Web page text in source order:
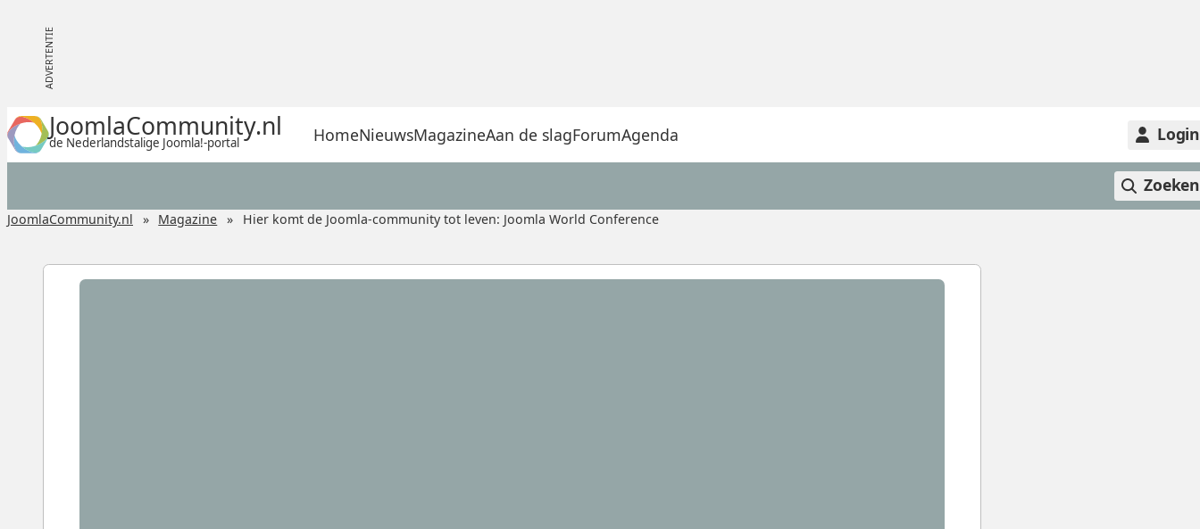
JoomlaCommunity.nl
de Nederlandstalige Joomla!-portal HomeNieuwsMagazineAan de slagForumAgenda Login
Zoeken
JoomlaCommunity.nl Magazine Hier komt de Joomla-community tot leven: Joomla World Conference